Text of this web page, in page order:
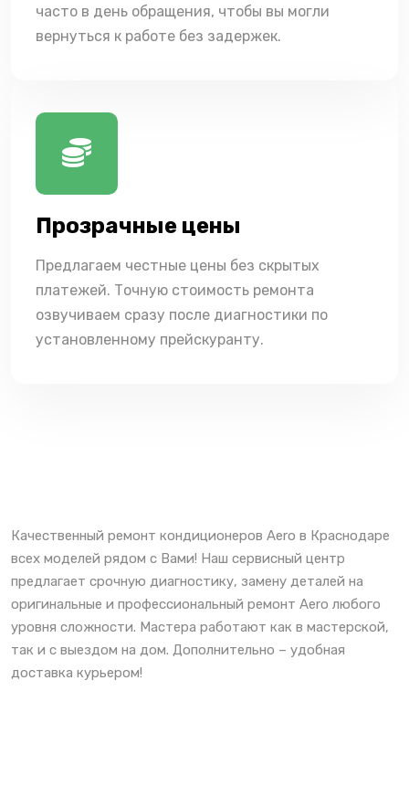
часто в день обращения, чтобы вы могли
вернуться к работе без задержек.
Прозрачные цены
Предлагаем честные цены без скрытых
платежей. Точную стоимость ремонта
озвучиваем сразу после диагностики по
установленному прейскуранту.
Качественный ремонт кондиционеров Aero в Краснодаре
всех моделей рядом с Вами! Наш сервисный центр
предлагает срочную диагностику, замену деталей на
оригинальные и профессиональный ремонт Aero любого
уровня сложности. Мастера работают как в мастерской,
так и с выездом на дом. Дополнительно – удобная
доставка курьером!